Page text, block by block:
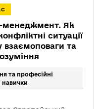
менеджмент. Як
ситуації
взаємоповаги та
та професійні
навички